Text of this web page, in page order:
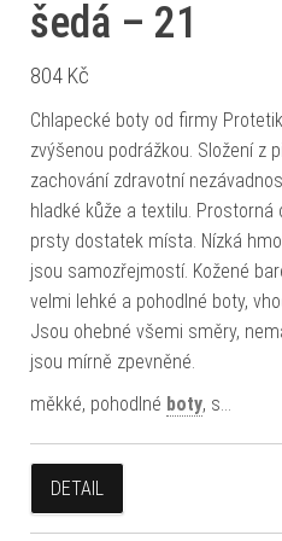
šedá – 21
804 Kč
Chlapecké boty od firmy
zvýšenou podrážkou. Složení z
zachování zdravotní
hladké kůže a textilu. Prostorná
prsty dostatek místa. Nízká
jsou samozřejmostí. Kožené
velmi lehké a pohodlné boty,
Jsou ohebné všemi směry,
jsou mírně zpevněné.
měkké, pohodlné boty, s…
DETAIL